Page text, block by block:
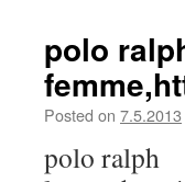
polo
Posted on 7.5.2013
polo ralph